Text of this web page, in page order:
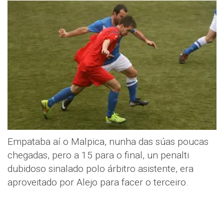
Empataba aí o Malpica, nunha das súas poucas
chegadas, pero a 15 para o final, un penalti
dubidoso sinalado polo árbitro asistente, era
aproveitado por Alejo para facer o terceiro.